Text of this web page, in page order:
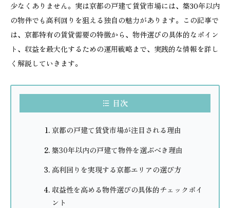
少なくありません。実は京都の戸建て賃貸市場には、築30年以内
の物件でも高利回りを狙える独自の魅力があります。この記事で
は、京都特有の賃貸需要の特徴から、物件選びの具体的なポイン
ト、収益を最大化するための運用戦略まで、実践的な情報を詳し
く解説していきます。
目次
京都の戸建て賃貸市場が注目される理由
築30年以内の戸建て物件を選ぶべき理由
高利回りを実現する京都エリアの選び方
収益性を高める物件選びの具体的チェックポイ
ント